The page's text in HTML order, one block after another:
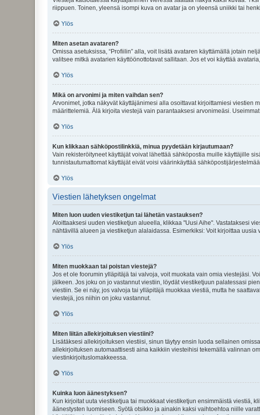
riippuen. Toinen, yleensä isompi kuva on avatar ja on yleensä uniikki tai
Ylös
Miten asetan avataren?
Omissa asetuksissa, “Profiilin” alla, voit lisätä avataren käyttämällä jotain
valitsee mitkä avatarien käyttöönottotavat sallitaan. Jos et voi käyttää
Ylös
Mikä on arvonimi ja miten vaihdan sen?
Arvonimet, jotka näkyvät käyttäjänimesi alla osoittavat kirjoittamiesi viestien
määrittelemiä. Älä kirjoita viestejä vain parantaaksesi arvonimeäsi.
Ylös
Kun klikkaan sähköpostilinkkiä, minua pyydetään kirjautumaan?
Vain rekisteröityneet käyttäjät voivat lähettää sähköpostia muille käyttäjille
tunnistautumattomat käyttäjät eivät voisi väärinkäyttää sähköpostijärjestelmää.
Ylös
Viestien lähetyksen ongelmat
Miten luon uuden viestiketjun tai lähetän vastauksen?
Aloittaaksesi uuden viestiketjun alueella, klikkaa "Uusi Aihe". Vastataksesi
nähtävillä alueen ja viestiketjun alalaidassa. Esimerkiksi: Voit kirjoittaa uusia
Ylös
Miten muokkaan tai poistan viestejä?
Jos et ole foorumin ylläpitäjä tai valvoja, voit muokata vain omia viestejäsi.
jälkeen. Jos joku on jo vastannut viestiin, löydät viestiketjuun palatessasi
viestiin. Se ei näy, jos valvoja tai ylläpitäjä muokkaa viestiä, mutta he
viestejä, jos niihin on joku vastannut.
Ylös
Miten liitän allekirjoituksen viestiini?
Lisätäksesi allekirjoituksen viestiisi, sinun täytyy ensin luoda sellainen
allekirjoituksen automaattisesti aina kaikkiin viesteihisi tekemällä valinnan
viestinkirjoituslomakkeessa.
Ylös
Kuinka luon äänestyksen?
Kun kirjoitat uuta viestiketjua tai muokkaat viestiketjun ensimmäistä viestiä,
äänestysten luomiseen. Syötä otsikko ja ainakin kaksi vaihtoehtoa niille